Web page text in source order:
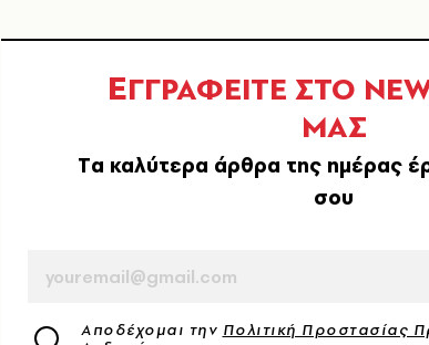
ΕΓΓΡΑΦΕΙΤΕ ΣΤΟ
ΜΑΣ
Tα καλύτερα άρθρα της ημέρας
σου
Αποδέχομαι την Πολιτική Προστασίας